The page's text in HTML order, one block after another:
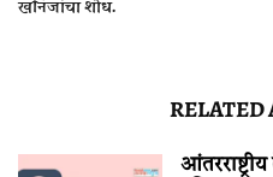
खनिजांचा शोध.
RELATED